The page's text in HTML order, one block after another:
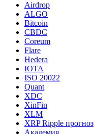
Airdrop
ALGO
Bitcoin
CBDC
Coreum
Flare
Hedera
IOTA
ISO 20022
Quant
XDC
XinFin
XLM
XRP Ripple прогноз
Академия